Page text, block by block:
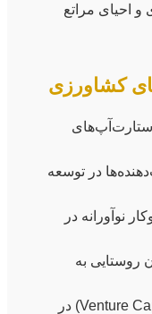
احیای مراتع
کشاورزی
در توسعه
نوآورانه در
روستایی به
نقش سرمایه‌های خطرپذیر (Venture Capital) در